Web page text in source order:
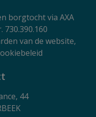
borgtocht via AXA
730.390.160
van de website,
44